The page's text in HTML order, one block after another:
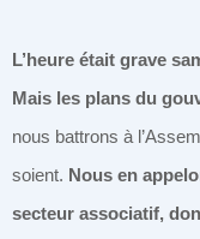
L’heure était grave
Mais les plans du
nous battrons à
soient. Nous en
secteur associatif,